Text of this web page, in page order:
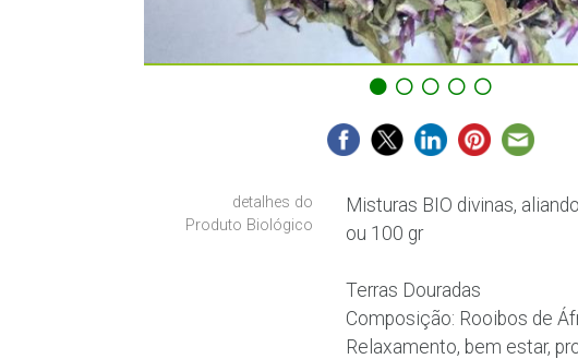
detalhes do
Produto Biológico
Misturas BIO divinas,
ou 100 gr
Terras Douradas
Composição: Rooibos de
Relaxamento, bem estar,